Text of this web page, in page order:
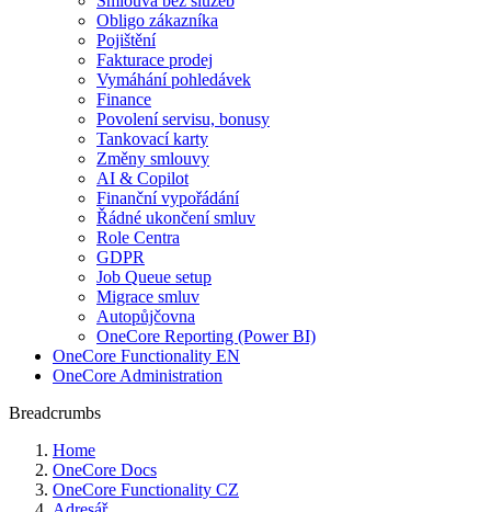
Obligo zákazníka
Pojištění
Fakturace prodej
Vymáhání pohledávek
Finance
Povolení servisu, bonusy
Tankovací karty
Změny smlouvy
AI & Copilot
Finanční vypořádání
Řádné ukončení smluv
Role Centra
GDPR
Job Queue setup
Migrace smluv
Autopůjčovna
OneCore Reporting (Power BI)
OneCore Functionality EN
OneCore Administration
Breadcrumbs
Home
OneCore Docs
OneCore Functionality CZ